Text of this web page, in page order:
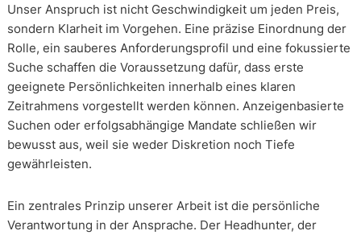
Unser Anspruch ist nicht Geschwindigkeit um jeden Preis,
sondern Klarheit im Vorgehen. Eine präzise Einordnung der
Rolle, ein sauberes Anforderungsprofil und eine fokussierte
Suche schaffen die Voraussetzung dafür, dass erste
geeignete Persönlichkeiten innerhalb eines klaren
Zeitrahmens vorgestellt werden können. Anzeigenbasierte
Suchen oder erfolgsabhängige Mandate schließen wir
bewusst aus, weil sie weder Diskretion noch Tiefe
gewährleisten.
Ein zentrales Prinzip unserer Arbeit ist die persönliche
Verantwortung in der Ansprache. Der Headhunter, der